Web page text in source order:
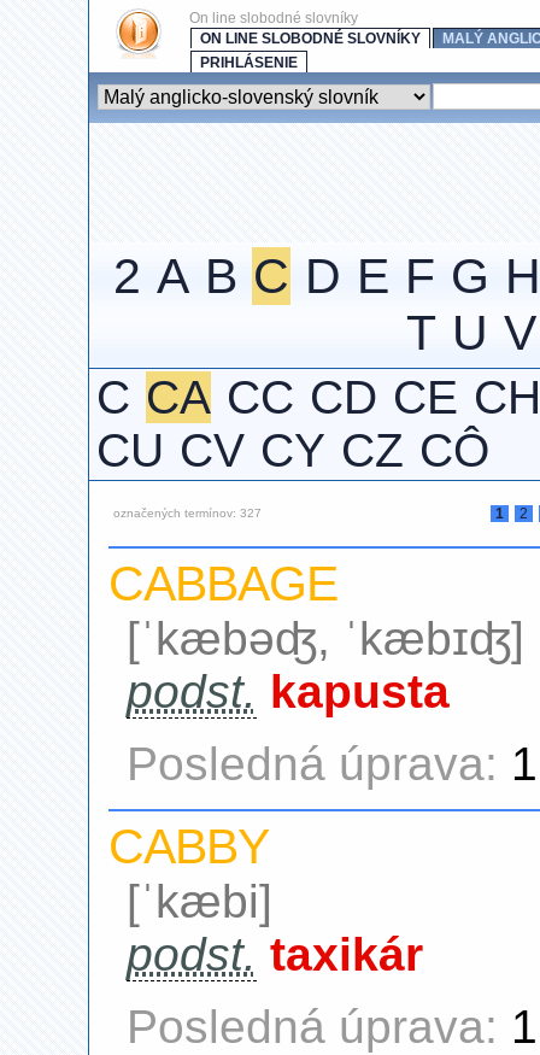
On line slobodné slovníky
ON LINE SLOBODNÉ SLOVNÍKY
MALÝ
PRIHLÁSENIE
2 A B C D E F G H
T U V
C CA CC CD CE CH
CU CV CY CZ CÔ
označených termínov: 327 1 2
CABBAGE
[ˈkæbəʤ, ˈkæbɪʤ]
podst. kapusta
Posledná úprava:
CABBY
[ˈkæbi]
podst. taxikár
Posledná úprava: